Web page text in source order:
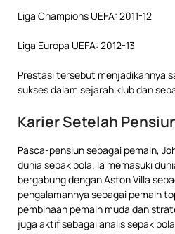
Liga Champions UEFA: 2011-12
Liga Europa UEFA: 2012-13
Prestasi tersebut menjadikannya
sukses dalam sejarah klub dan
Karier Setelah
Pasca-pensiun sebagai pemain,
dunia sepak bola. Ia memasuki
bergabung dengan Aston Villa
pengalamannya sebagai pemain
pembinaan pemain muda dan
juga aktif sebagai analis sepak